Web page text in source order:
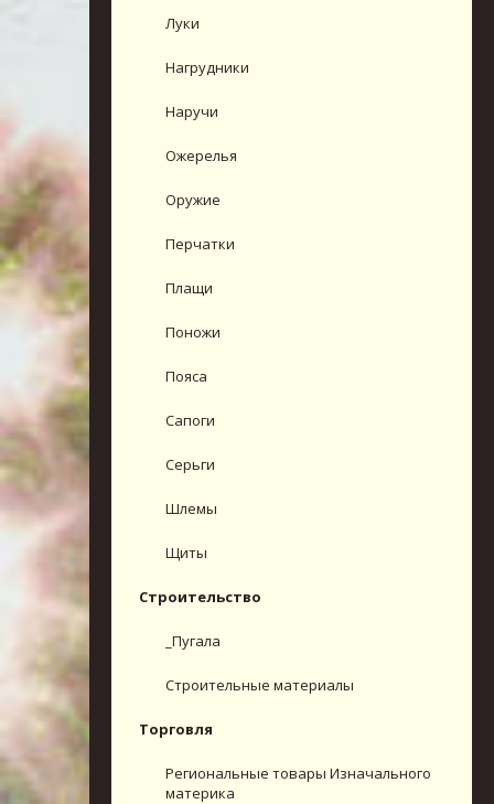
Луки
Нагрудники
Наручи
Ожерелья
Оружие
Перчатки
Плащи
Поножи
Пояса
Сапоги
Серьги
Шлемы
Щиты
Строительство
_Пугала
Строительные материалы
Торговля
Региональные товары Изначального
материка